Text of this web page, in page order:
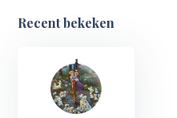
Recent bekeken